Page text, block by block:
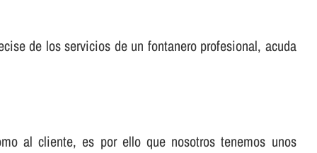
de los servicios de un fontanero profesional, acuda
al cliente, es por ello que nosotros tenemos unos